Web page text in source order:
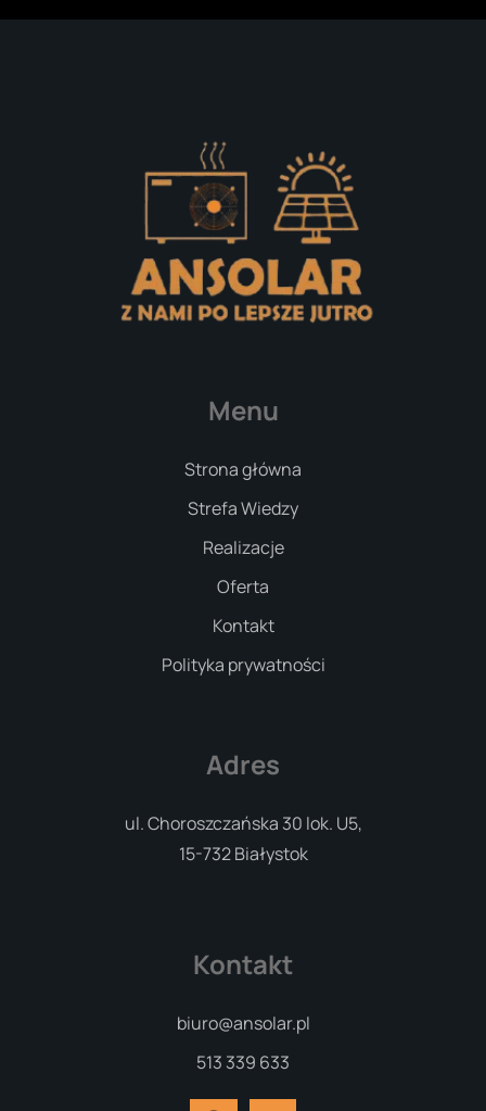
Menu
Strona główna
Strefa Wiedzy
Realizacje
Oferta
Kontakt
Polityka prywatności
Adres
ul. Choroszczańska 30 lok. U5,
15-732 Białystok
Kontakt
biuro@ansolar.pl
513 339 633